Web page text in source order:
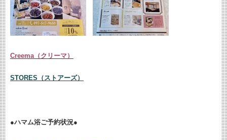
Creema（クリーマ）
STORES（ストアーズ）
●ハマム浴ご予約状況●